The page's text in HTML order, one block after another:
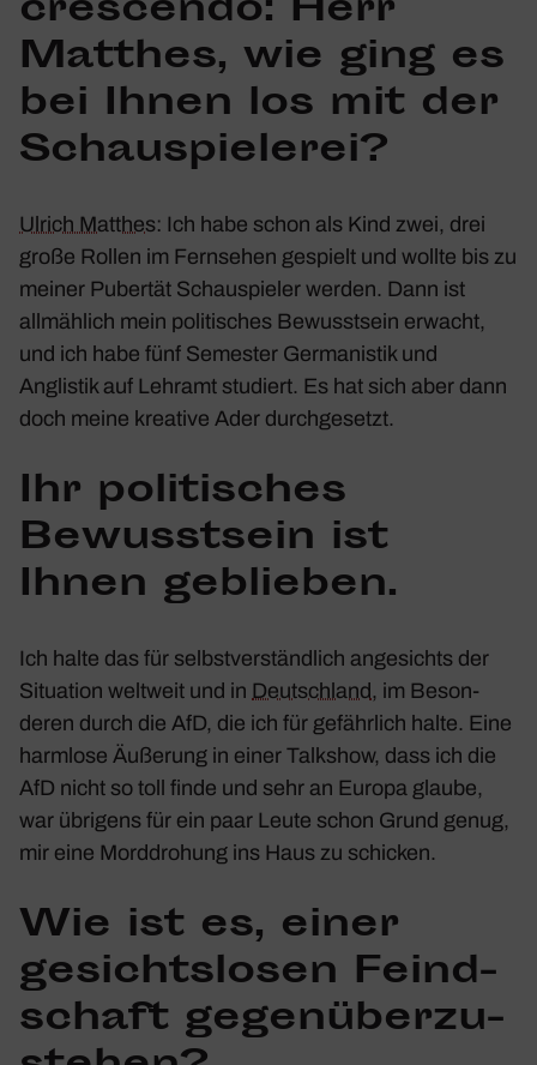
Matthes, wie ging es
bei Ihnen los mit der
Schau­spie­lerei?
Ulrich Matthes: Ich habe schon als Kind zwei, drei
große Rollen im Fern­sehen gespielt und wollte bis zu
meiner Pubertät Schau­spieler werden. Dann ist
allmäh­lich mein poli­ti­sches Bewusst­sein erwacht,
und ich habe fünf Semester Germa­nistik und
Anglistik auf Lehramt studiert. Es hat sich aber dann
doch meine krea­tive Ader durch­ge­setzt.
Ihr poli­ti­sches
Bewusst­sein ist
Ihnen geblieben.
Ich halte das für selbst­ver­ständ­lich ange­sichts der
Situa­tion welt­weit und in Deutsch­land, im Beson­
deren durch die AfD, die ich für gefähr­lich halte. Eine
harm­lose Äuße­rung in einer Talk­show, dass ich die
AfD nicht so toll finde und sehr an Europa glaube,
war übri­gens für ein paar Leute schon Grund genug,
mir eine Mord­dro­hung ins Haus zu schi­cken.
Wie ist es, einer
gesichts­losen Feind­
schaft gegen­über­zu­